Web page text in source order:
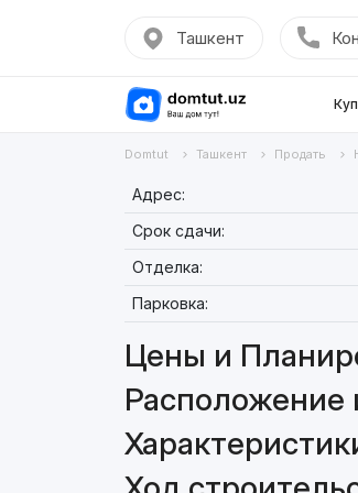
Ташкент
Domtut Ташкент Продать
Адрес:
Срок сдачи:
Отделка:
Парковка:
Цены и
Расположение